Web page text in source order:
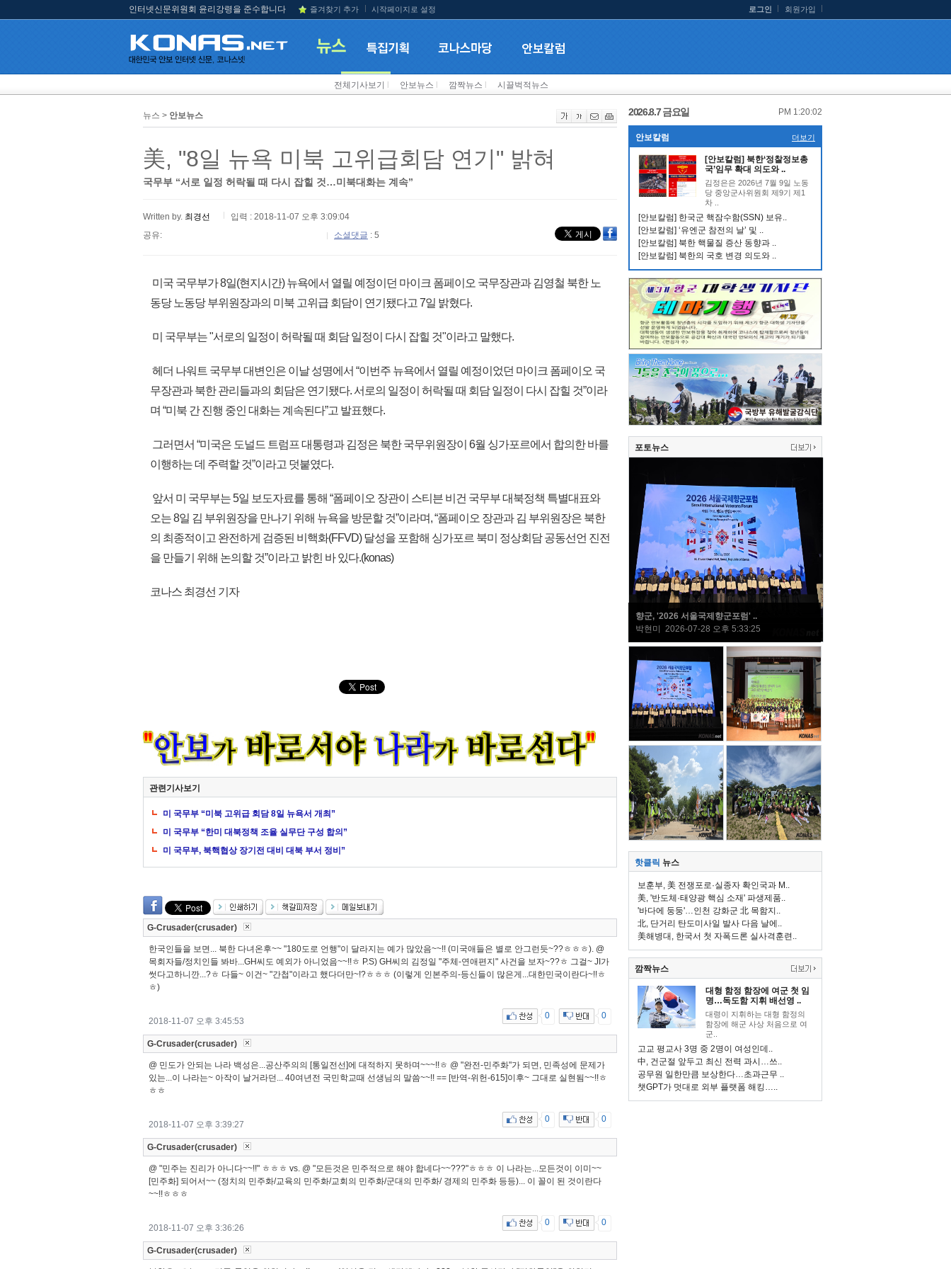
인터넷신문위원회 윤리강령을 준수합니다 즐겨찾기 추가 시작페이지로 설정 로그인 회원가입
전체기사보기 안보뉴스 깜짝뉴스 시끌벅적뉴스
뉴스 > 안보뉴스
美, "8일 뉴욕 미북 고위급회담 연기" 밝혀
국무부 “서로 일정 허락될 때 다시 잡힐 것…미북대화는 계속”
Written by. 최경선
입력 : 2018-11-07 오후 3:09:04
공유:
소셜댓글 : 5
미국 국무부가 8일(현지시간) 뉴욕에서 열릴 예정이던 마이크 폼페이오 국무장관과 김영철 북한 노
동당 노동당 부위원장과의 미북 고위급 회담이 연기됐다고 7일 밝혔다.
미 국무부는 "서로의 일정이 허락될 때 회담 일정이 다시 잡힐 것"이라고 말했다.
헤더 나워트 국무부 대변인은 이날 성명에서 “이번주 뉴욕에서 열릴 예정이었던 마이크 폼페이오 국
무장관과 북한 관리들과의 회담은 연기됐다. 서로의 일정이 허락될 때 회담 일정이 다시 잡힐 것”이라
며 “미북 간 진행 중인 대화는 계속된다”고 발표했다.
그러면서 “미국은 도널드 트럼프 대통령과 김정은 북한 국무위원장이 6월 싱가포르에서 합의한 바를
이행하는 데 주력할 것”이라고 덧붙였다.
앞서 미 국무부는 5일 보도자료를 통해 “폼페이오 장관이 스티븐 비건 국무부 대북정책 특별대표와
오는 8일 김 부위원장을 만나기 위해 뉴욕을 방문할 것”이라며, “폼페이오 장관과 김 부위원장은 북한
의 최종적이고 완전하게 검증된 비핵화(FFVD) 달성을 포함해 싱가포르 북미 정상회담 공동선언 진전
을 만들기 위해 논의할 것”이라고 밝힌 바 있다.(konas)
코나스 최경선 기자
관련기사보기
미 국무부 “미북 고위급 회담 8일 뉴욕서 개최”
미 국무부 “한미 대북정책 조율 실무단 구성 합의”
미 국무부, 북핵협상 장기전 대비 대북 부서 정비”
G-Crusader(crusader)
한국인들을 보면... 북한 다녀온후~~ "180도로 언행"이 달라지는 예가 많았음~~!! (미국애들은 별로 안그런듯~??ㅎㅎㅎ). @
목회자들/정치인들 봐바...GH씨도 예외가 아니었음~~!!ㅎ P.S) GH씨의 김정일 "주체-연애편지" 사건을 보자~??ㅎ 그걸~ JI가
썻다고하니깐...?ㅎ 다들~ 이건~ "간첩"이라고 했다더만~!?ㅎㅎㅎ (이렇게 인본주의-등신들이 많은게...대한민국이란다~!!ㅎ
ㅎ)
2018-11-07 오후 3:45:53
0 0
G-Crusader(crusader)
@ 민도가 안되는 나라 백성은...공산주의의 [통일전선]에 대적하지 못하며~~~!!ㅎ @ "완전-민주화"가 되면, 민족성에 문제가
있는...이 나라는~ 아작이 날거라던... 40여년전 국민학교때 선생님의 말씀~~!! == [반역-위헌-615]이후~ 그대로 실현됨~~!!ㅎ
ㅎㅎ
2018-11-07 오후 3:39:27
0 0
G-Crusader(crusader)
@ "민주는 진리가 아니다~~!!" ㅎㅎㅎ vs. @ "모든것은 민주적으로 해야 합네다~~???"ㅎㅎㅎ 이 나라는...모든것이 이미~~
[민주화] 되어서~~ (정치의 민주화/교육의 민주화/교회의 민주화/군대의 민주화/ 경제의 민주화 등등)... 이 꼴이 된 것이란다
~~!!ㅎㅎㅎ
2018-11-07 오후 3:36:26
0 0
G-Crusader(crusader)
2026.8.7 금요일 PM 1:20:02
안보칼럼 더보기
[안보칼럼] 북한‘정찰정보총
국’임무 확대 의도와 ..
김정은은 2026년 7월 9일 노동
당 중앙군사위원회 제9기 제1
차 ..
[안보칼럼] 한국군 핵잠수함(SSN) 보유..
[안보칼럼] ‘유엔군 참전의 날’ 및 ..
[안보칼럼] 북한 핵물질 증산 동향과 ..
[안보칼럼] 북한의 국호 변경 의도와 ..
포토뉴스
향군, '2026 서울국제향군포럼' ..
박현미 2026-07-28 오후 5:33:25
핫클릭 뉴스
보훈부, 美 전쟁포로·실종자 확인국과 M..
美, '반도체·태양광 핵심 소재' 파생제품..
'바다에 둥둥'…인천 강화군 北 목함지..
北, 단거리 탄도미사일 발사 다음 날에..
美해병대, 한국서 첫 자폭드론 실사격훈련..
깜짝뉴스
대형 함정 함장에 여군 첫 임
명…독도함 지휘 배선영 ..
대령이 지휘하는 대형 함정의
함장에 해군 사상 처음으로 여
군..
고교 평교사 3명 중 2명이 여성인데..
中, 건군절 앞두고 최신 전력 과시…쓰..
공무원 일한만큼 보상한다…초과근무 ..
챗GPT가 멋대로 외부 플랫폼 해킹…..